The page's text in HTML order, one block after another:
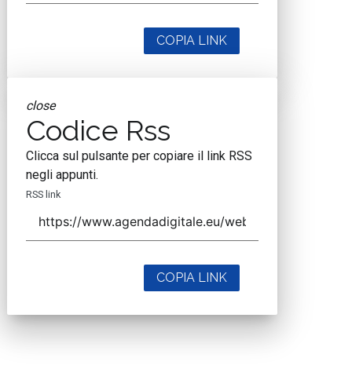
COPIA LINK
close
Codice Rss
Clicca sul pulsante per copiare il link RSS
negli appunti.
RSS link
COPIA LINK